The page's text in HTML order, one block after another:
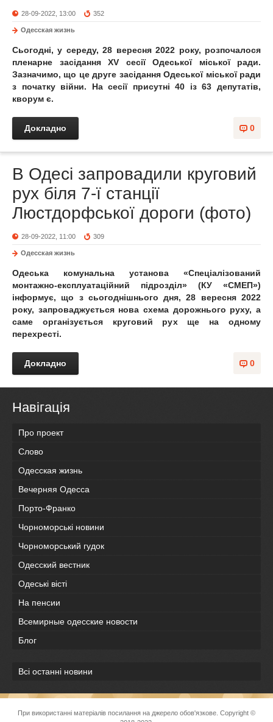
28-09-2022, 13:00 352
Одесская жизнь
Сьогодні, у середу, 28 вересня 2022 року, розпочалося
пленарне засідання XV сесії Одеської міської ради.
Зазначимо, що це друге засідання Одеської міської ради
з початку війни. На сесії присутні 40 із 63 депутатів,
кворум є.
0
Докладно
В Одесі запровадили круговий
рух біля 7-ї станції
Люстдорфської дороги (фото)
28-09-2022, 11:00 309
Одесская жизнь
Одеська комунальна установа «Спеціалізований
монтажно-експлуатаційний підрозділ» (КУ «СМЕП»)
інформує, що з сьогоднішнього дня, 28 вересня 2022
року, запроваджується нова схема дорожнього руху, а
саме організується круговий рух ще на одному
перехресті.
0
Докладно
Навігація
Про проект
Слово
Одесская жизнь
Вечерняя Одесса
Порто-Франко
Чорноморські новини
Чорноморський гудок
Одесский вестник
Одеськi вiстi
На пенсии
Всемирные одесские новости
Блог
Всі останні новини
При використанні матеріалів посилання на джерело обов'язкове. Copyright ©